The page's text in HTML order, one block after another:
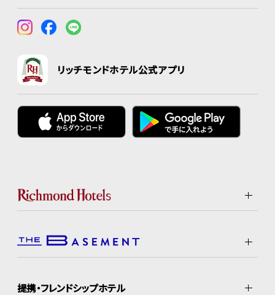
リッチモンドホテル公式アプリ
提携・フレンドシップホテル